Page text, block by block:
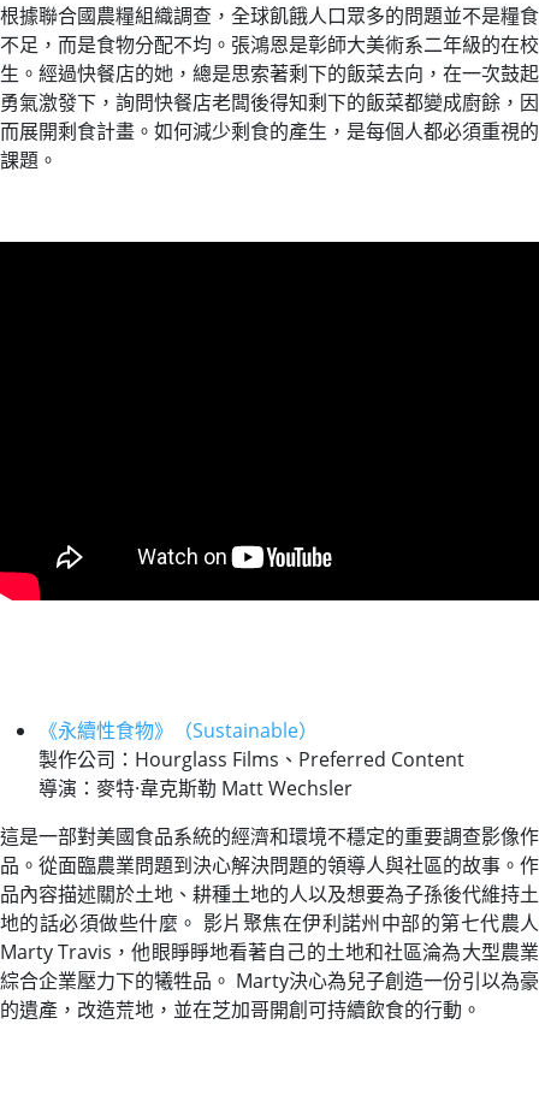
根據聯合國農糧組織調查，全球飢餓人口眾多的問題並不是糧食
不足，而是食物分配不均。張鴻恩是彰師大美術系二年級的在校
生。經過快餐店的她，總是思索著剩下的飯菜去向，在一次鼓起
勇氣激發下，詢問快餐店老闆後得知剩下的飯菜都變成廚餘，因
而展開剩食計畫。如何減少剩食的產生，是每個人都必須重視的
課題。
《永續性食物》（Sustainable）
製作公司：Hourglass Films、Preferred Content
導演：麥特·韋克斯勒 Matt Wechsler
這是一部對美國食品系統的經濟和環境不穩定的重要調查影像作
品。從面臨農業問題到決心解決問題的領導人與社區的故事。作
品內容描述關於土地、耕種土地的人以及想要為子孫後代維持土
地的話必須做些什麼。 影片聚焦在伊利諾州中部的第七代農人
Marty Travis，他眼睜睜地看著自己的土地和社區淪為大型農業
綜合企業壓力下的犧牲品。 Marty決心為兒子創造一份引以為豪
的遺產，改造荒地，並在芝加哥開創可持續飲食的行動。